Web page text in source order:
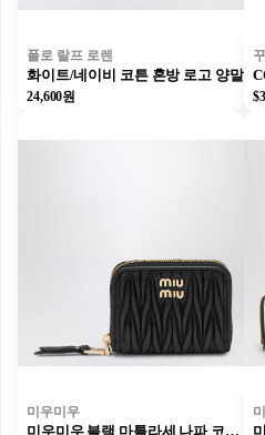
폴로 랄프 로렌
화이트/네이비 코튼 혼방 로고 양말
24,600원
미우미우
미우미우 블랙 마틀라세 나파 코인 지갑